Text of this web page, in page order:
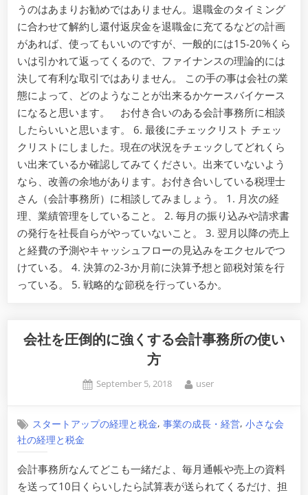
うのはあまりお勧めではありません。退職金のタイミング
に合わせて解約し還付返戻金を退職金に充てるなどの計画
があれば、使ってもいいのですが、一般的には15-20%くら
いは引かれて返ってくるので、ファイナンスの理論的には
決して有利な取引ではありません。 この手の事は会社の業
態によって、どのようなことが出来るかケースバイケース
になると思います。 お付き合いのある会計事務所に相談
したらいいと思います。 6. 最後にチェックリスト チェッ
クリストにしました。現在の状況をチェックしてどれくら
い出来ているか確認してみてください。出来ていないよう
なら、改善の余地があります。お付き合いしている税理士
さん（会計事務所）に相談してみましょう。 1. 月次の経
理、業績管理をしていること。 2. 毎月の振り込みや請求書
の発行を社長自らがやっていないこと。 3. 翌月以降の売上
と経費の予測やキャッシュフローの見込みをエクセルでつ
けている。 4. 決算の2-3か月前に決算予想と節税対策を行
っている。 5. 戦略的な節税を行っているか。
会社を圧倒的に強くする会計事務所の使い
方
Posted
September 5, 2018 By
user
スタートアップの経理と税金,事業の成長・経営,小さな会
社の経理と税金
会計事務所なんてどこも一緒だよ、毎月通帳や売上の資料
を送って10日くらいしたら試算表が送られてくるだけ、担